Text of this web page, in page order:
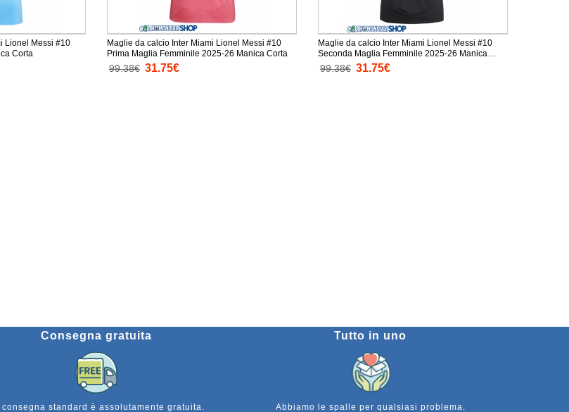
Lionel Messi #10
Corta
Maglie da calcio Inter Miami Lionel Messi #10
Prima Maglia Femminile 2025-26 Manica Corta
99.38€ 31.75€
Maglie da calcio Inter Miami Lionel Messi #10
Seconda Maglia Femminile 2025-26 Manica
Corta
99.38€ 31.75€
Consegna gratuita
consegna standard è assolutamente gratuita.
Tutto in uno
Abbiamo le spalle per qualsiasi problema.